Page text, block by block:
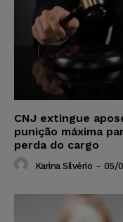
CNJ extingue
punição máxima
perda do cargo
Karina Silvério - 05/